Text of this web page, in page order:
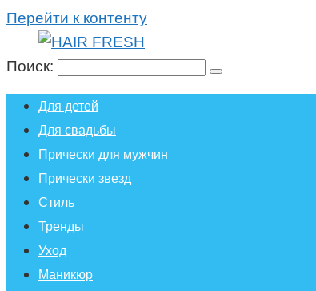
Перейти к контенту
Поиск:
Для детей
Для свадьбы
Прически для мужчин
Прически звезд
Стиль
Тренды
Уход
Маникюр